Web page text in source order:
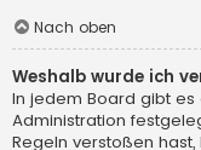
Nach oben
Weshalb wurde ich
In jedem Board gibt
Administration
Regeln verstoßen